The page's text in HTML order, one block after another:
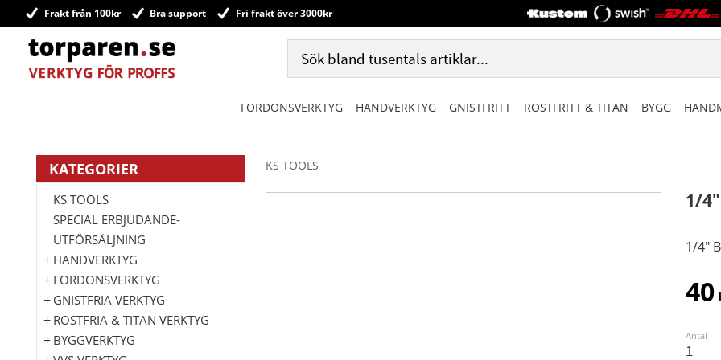
Frakt från 100kr Bra support Fri frakt över 3000kr
FORDONSVERKTYG HANDVERKTYG GNISTFRITT ROSTFRITT & TITAN BYGG
KS TOOLS
1/
1/4"
40
Antal
KATEGORIER
KS TOOLS
SPECIAL ERBJUDANDE-
UTFÖRSÄLJNING
HANDVERKTYG
FORDONSVERKTYG
GNISTFRIA VERKTYG
ROSTFRIA & TITAN VERKTYG
BYGGVERKTYG